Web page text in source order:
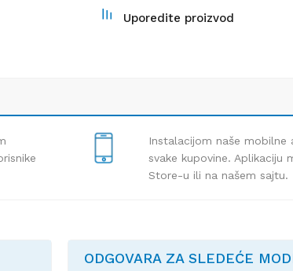
Uporedite proizvod
Instalacijom naše
svake kupovine. Aplikaciju
Store-u ili na našem sajtu.
ODGOVARA ZA SLEDEĆE